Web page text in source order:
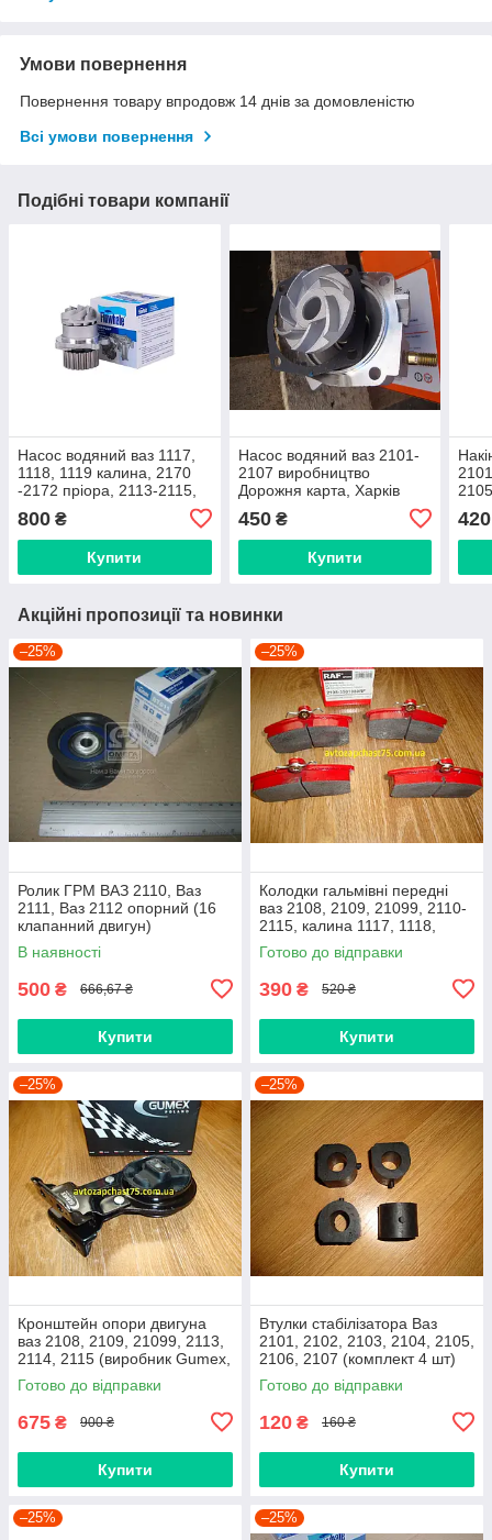
Умови повернення
Повернення товару впродовж 14 днів за домовленістю
Всі умови повернення
Подібні товари компанії
Насос водяний ваз 1117,
1118, 1119 калина, 2170
-2172 пріора, 2113-2115,
Гранта ваз 2190 (Finwhale,
Німеччина)
800 ₴
Купити
Насос водяний ваз 2101-
2107 виробництво
Дорожня карта, Харків
450₴
Купити
420
Акційні пропозиції та новинки
–25%
Ролик ГРМ ВАЗ 2110, Ваз
2111, Ваз 2112 опорний (16
клапанний двигун)
В наявності
500 ₴ 666,67 ₴
Купити
–25%
Колодки гальмівні передні
ваз 2108, 2109, 21099, 2110-
2115, калина 1117, 1118,
1119, приора 2170 (Raf,
Латвія)
Готово до відправки
390 ₴ 520 ₴
Купити
–25%
Кронштейн опори двигуна
ваз 2108, 2109, 21099, 2113,
2114, 2115 (виробник Gumex,
Польща)
Готово до відправки
675 ₴ 900 ₴
Купити
–25%
Втулки стабілізатора Ваз
2101, 2102, 2103, 2104, 2105,
2106, 2107 (комплект 4 шт)
виробник Gumex, Польща
Готово до відправки
120 ₴ 160 ₴
Купити
–25% –25%